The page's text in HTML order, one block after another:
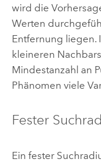
wird die
Werten
Entfernung liegen.
kleineren
Mindestanzahl an
Phänomen viele
Fester
Ein fester